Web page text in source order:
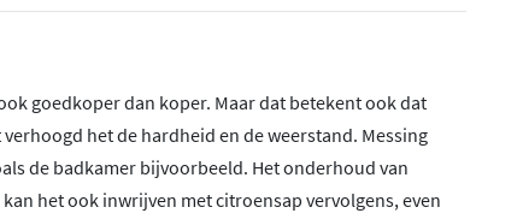
goedkoper dan koper. Maar dat betekent ook dat
het de hardheid en de weerstand. Messing
de badkamer bijvoorbeeld. Het onderhoud van
het ook inwrijven met citroensap vervolgens, even